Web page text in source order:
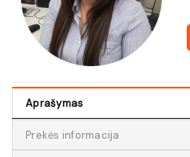
Aprašymas
Prekės informacija